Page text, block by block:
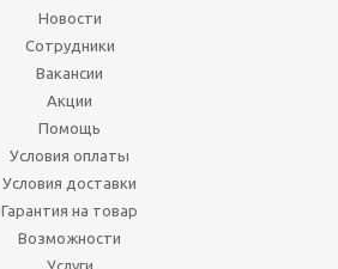
Новости
Сотрудники
Вакансии
Акции
Помощь
Условия оплаты
Условия доставки
Гарантия на товар
Возможности
Услуги